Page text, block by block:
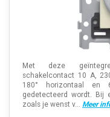
Met deze
schakelcontact 10 A,
180° horizontaal en
gedetecteerd wordt. Bij
zoals je wenst v... Meer